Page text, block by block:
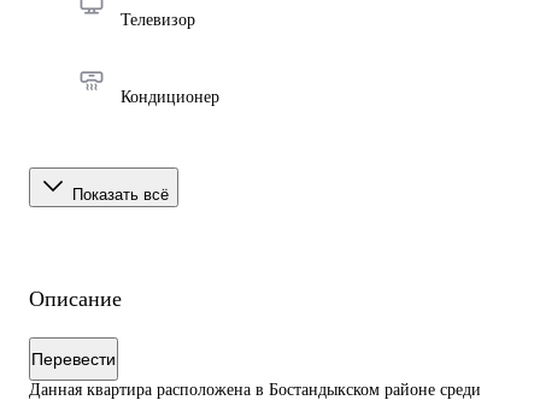
Телевизор
Кондиционер
Показать всё
Описание
Перевести
Данная квартира расположена в Бостандыкском районе среди